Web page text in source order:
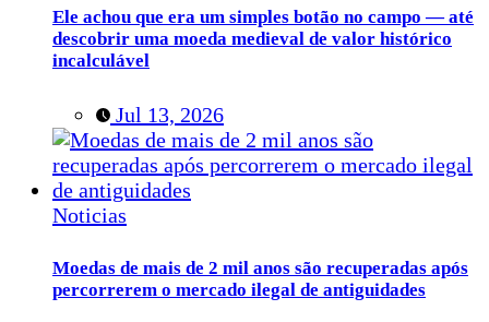
Ele achou que era um simples botão no campo — até
descobrir uma moeda medieval de valor histórico
incalculável
Jul 13, 2026
Noticias
Moedas de mais de 2 mil anos são recuperadas após
percorrerem o mercado ilegal de antiguidades